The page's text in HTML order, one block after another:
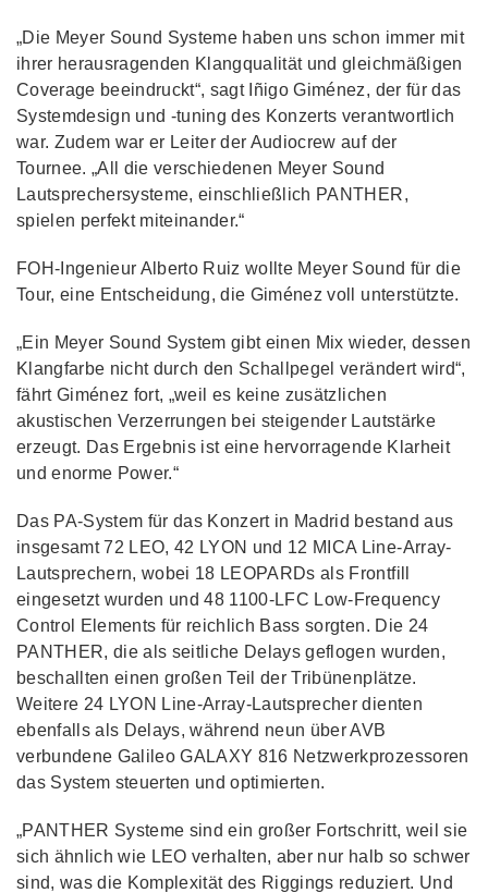
„Die Meyer Sound Systeme haben uns schon immer mit
ihrer herausragenden Klangqualität und gleichmäßigen
Coverage beeindruckt“, sagt Iñigo Giménez, der für das
Systemdesign und -tuning des Konzerts verantwortlich
war. Zudem war er Leiter der Audiocrew auf der
Tournee. „All die verschiedenen Meyer Sound
Lautsprechersysteme, einschließlich PANTHER,
spielen perfekt miteinander.“
FOH-Ingenieur Alberto Ruiz wollte Meyer Sound für die
Tour, eine Entscheidung, die Giménez voll unterstützte.
„Ein Meyer Sound System gibt einen Mix wieder, dessen
Klangfarbe nicht durch den Schallpegel verändert wird“,
fährt Giménez fort, „weil es keine zusätzlichen
akustischen Verzerrungen bei steigender Lautstärke
erzeugt. Das Ergebnis ist eine hervorragende Klarheit
und enorme Power.“
Das PA-System für das Konzert in Madrid bestand aus
insgesamt 72 LEO, 42 LYON und 12 MICA Line-Array-
Lautsprechern, wobei 18 LEOPARDs als Frontfill
eingesetzt wurden und 48 1100-LFC Low-Frequency
Control Elements für reichlich Bass sorgten. Die 24
PANTHER, die als seitliche Delays geflogen wurden,
beschallten einen großen Teil der Tribünenplätze.
Weitere 24 LYON Line-Array-Lautsprecher dienten
ebenfalls als Delays, während neun über AVB
verbundene Galileo GALAXY 816 Netzwerkprozessoren
das System steuerten und optimierten.
„PANTHER Systeme sind ein großer Fortschritt, weil sie
sich ähnlich wie LEO verhalten, aber nur halb so schwer
sind, was die Komplexität des Riggings reduziert. Und